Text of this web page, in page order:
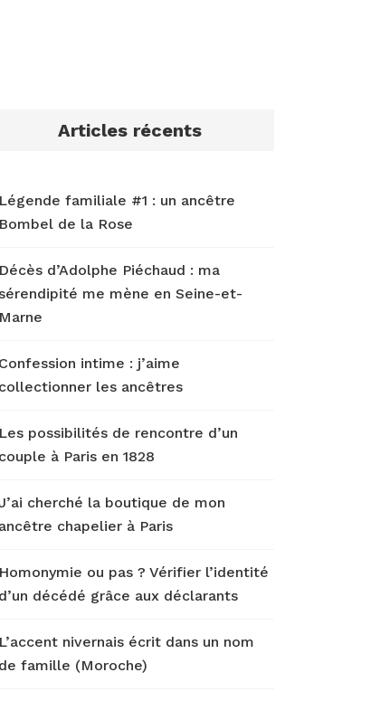
Articles récents
Légende familiale #1 : un ancêtre
Bombel de la Rose
Décès d’Adolphe Piéchaud : ma
me mène en Seine-et-
Marne
Confession intime : j’aime
collectionner les ancêtres
Les possibilités de rencontre d’un
couple à Paris en 1828
cherché la boutique de mon
ancêtre chapelier à Paris
Homonymie ou pas ? Vérifier l’identité
d’un décédé grâce aux déclarants
L’accent nivernais écrit dans un nom
de famille (Moroche)